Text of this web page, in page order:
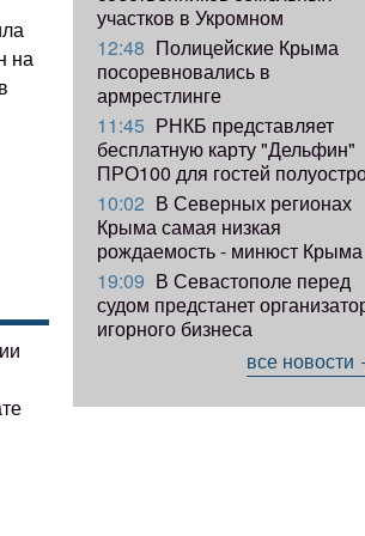
на
участков в Укромном
12:48 Полицейские Крыма
посоревновались в
армрестлинге
11:45 РНКБ представляет
бесплатную карту "Дельфин"
ПРО100 для гостей
10:02 В Северных регионах
Крыма самая низкая
рождаемость - минюст Крыма
19:09 В Севастополе перед
судом предстанет
игорного бизнеса
все